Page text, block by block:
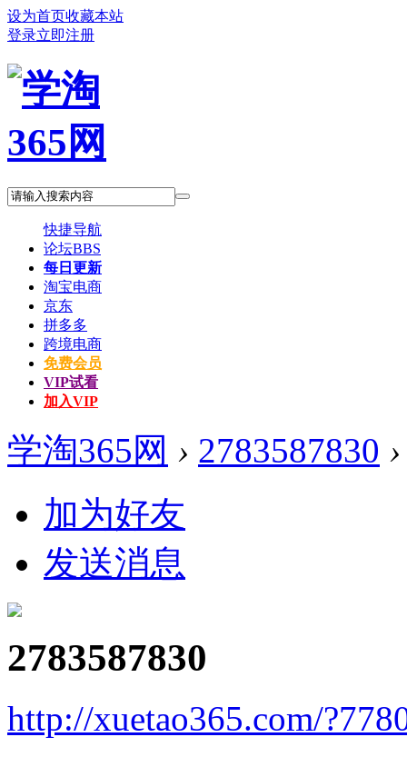
设为首页收藏本站
登录立即注册
快捷导航
论坛BBS
每日更新
淘宝电商
京东
拼多多
跨境电商
免费会员
VIP试看
加入VIP
学淘365网 › 2783587830 ›
加为好友
发送消息
2783587830
http://xuetao365.com/